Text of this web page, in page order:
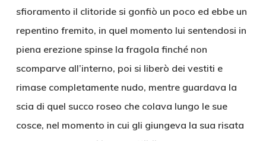
sfioramento il clitoride si gonfiò un poco ed ebbe un
repentino fremito, in quel momento lui sentendosi in
piena erezione spinse la fragola finché non
scomparve all’interno, poi si liberò dei vestiti e
rimase completamente nudo, mentre guardava la
scia di quel succo roseo che colava lungo le sue
cosce, nel momento in cui gli giungeva la sua risata